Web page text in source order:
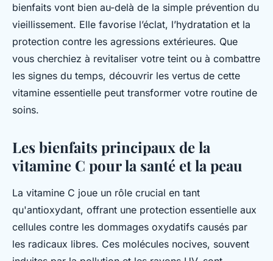
bienfaits vont bien au-delà de la simple prévention du
vieillissement. Elle favorise l’éclat, l’hydratation et la
protection contre les agressions extérieures. Que
vous cherchiez à revitaliser votre teint ou à combattre
les signes du temps, découvrir les vertus de cette
vitamine essentielle peut transformer votre routine de
soins.
Les bienfaits principaux de la
vitamine C pour la santé et la peau
La vitamine C joue un rôle crucial en tant
qu'antioxydant, offrant une protection essentielle aux
cellules contre les dommages oxydatifs causés par
les radicaux libres. Ces molécules nocives, souvent